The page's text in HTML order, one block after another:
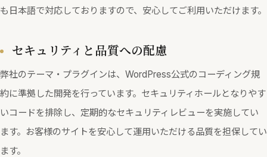
も日本語で対応しておりますので、安心してご利用いただけます。
セキュリティと品質への配慮
弊社のテーマ・プラグインは、WordPress公式のコーディング規
約に準拠した開発を行っています。セキュリティホールとなりやす
いコードを排除し、定期的なセキュリティレビューを実施してい
ます。お客様のサイトを安心して運用いただける品質を担保してい
ます。